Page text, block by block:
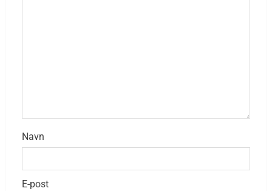
Navn
E-post